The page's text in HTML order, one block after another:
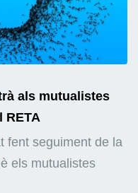
als mutualistes
RETA
fent seguiment de la
els mutualistes